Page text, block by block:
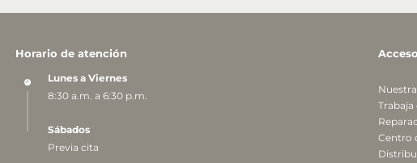
Horario de atención
Lunes a Viernes
8:30 a.m. a 6:30 p.m.
Sábados
Previa cita
Centro